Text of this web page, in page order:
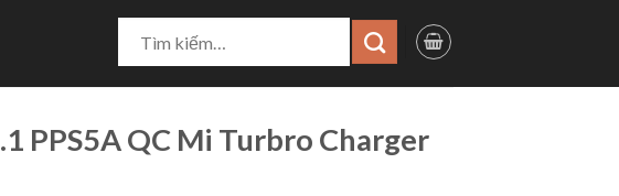
kiếm:
PPS5A QC Mi Turbro Charger